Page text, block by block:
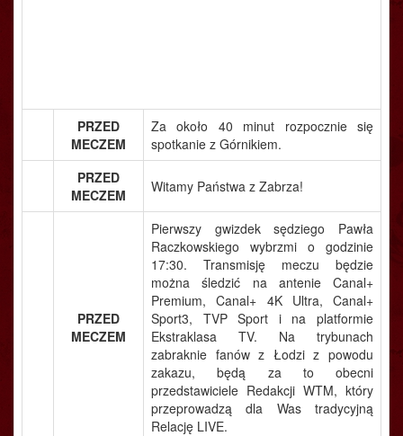
PRZED
MECZEM
Za około 40 minut rozpocznie się
spotkanie z Górnikiem.
PRZED
MECZEM
Witamy Państwa z Zabrza!
PRZED
MECZEM
Pierwszy gwizdek sędziego Pawła
Raczkowskiego wybrzmi o godzinie
17:30. Transmisję meczu będzie
można śledzić na antenie Canal+
Premium, Canal+ 4K Ultra, Canal+
Sport3, TVP Sport i na platformie
Ekstraklasa TV. Na trybunach
zabraknie fanów z Łodzi z powodu
zakazu, będą za to obecni
przedstawiciele Redakcji WTM, który
przeprowadzą dla Was tradycyjną
Relację LIVE.